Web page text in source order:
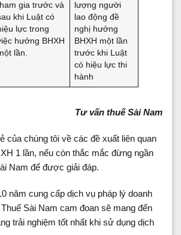
gia trước và
khi Luật có
lực trong
hưởng BHXH
lần.
lượng người
lao động đề
nghị hưởng
BHXH một lần
trước khi Luật
có hiệu lực thi
hành
Tư vấn thuế Sài Nam
của chúng tôi về các đề xuất liên quan
1 lần, nếu còn thắc mắc đừng ngần
Nam để được giải đáp.
năm cung cấp dịch vụ pháp lý doanh
Sài Nam cam đoan sẽ mang đến
trải nghiệm tốt nhất khi sử dụng dịch